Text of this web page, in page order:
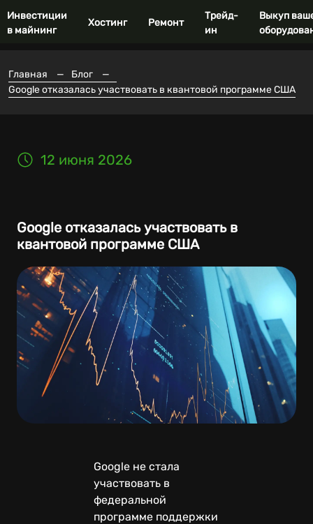
Инвестиции
в майнинг
Хостинг Ремонт
Трейд-
ин
Выкуп
Главная — Блог
—
Google отказалась участвовать в квантовой программе США
12 июня 2026
Google отказалась участвовать в
квантовой программе США
Google не стала
участвовать в
федеральной
программе поддержки